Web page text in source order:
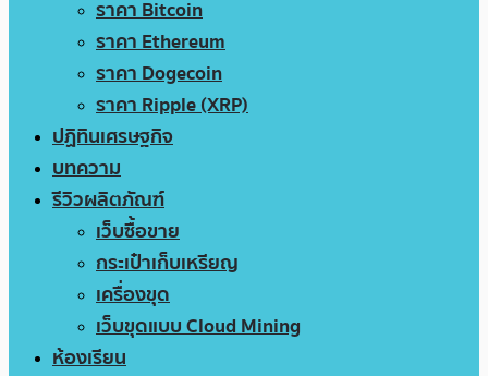
ราคา Bitcoin
ราคา Ethereum
ราคา Dogecoin
ราคา Ripple (XRP)
ปฏิทินเศรษฐกิจ
บทความ
รีวิวผลิตภัณฑ์
เว็บซื้อขาย
กระเป๋าเก็บเหรียญ
เครื่องขุด
เว็บขุดแบบ Cloud Mining
ห้องเรียน